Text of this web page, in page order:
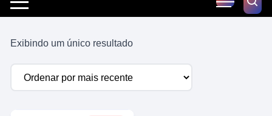
Exibindo um único resultado